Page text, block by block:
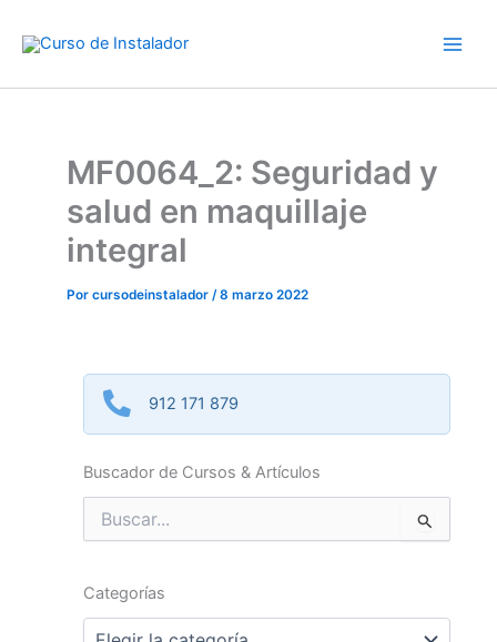
MF0064_2: Seguridad y
salud en maquillaje
integral
Por cursodeinstalador /8 marzo 2022
912 171 879
Buscador de Cursos & Artículos
Buscar
por:
Categorías
Categorías